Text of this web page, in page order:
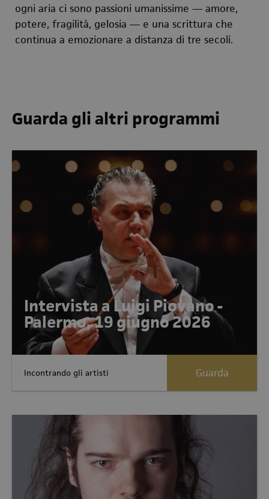
ogni aria ci sono passioni umanissime — amore,
potere, fragilità, gelosia — e una scrittura che
continua a emozionare a distanza di tre secoli.
Guarda gli altri programmi
Intervista a Luigi Piovano -
Palermo, 19 giugno 2026
Incontrando gli artisti Guarda